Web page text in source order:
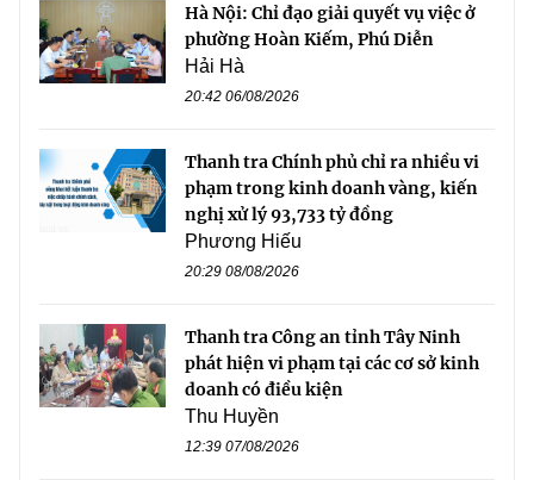
Hà Nội: Chỉ đạo giải quyết vụ việc ở
phường Hoàn Kiếm, Phú Diễn
Hải Hà
20:42 06/08/2026
Thanh tra Chính phủ chỉ ra nhiều vi
phạm trong kinh doanh vàng, kiến
nghị xử lý 93,733 tỷ đồng
Phương Hiếu
20:29 08/08/2026
Thanh tra Công an tỉnh Tây Ninh
phát hiện vi phạm tại các cơ sở kinh
doanh có điều kiện
Thu Huyền
12:39 07/08/2026